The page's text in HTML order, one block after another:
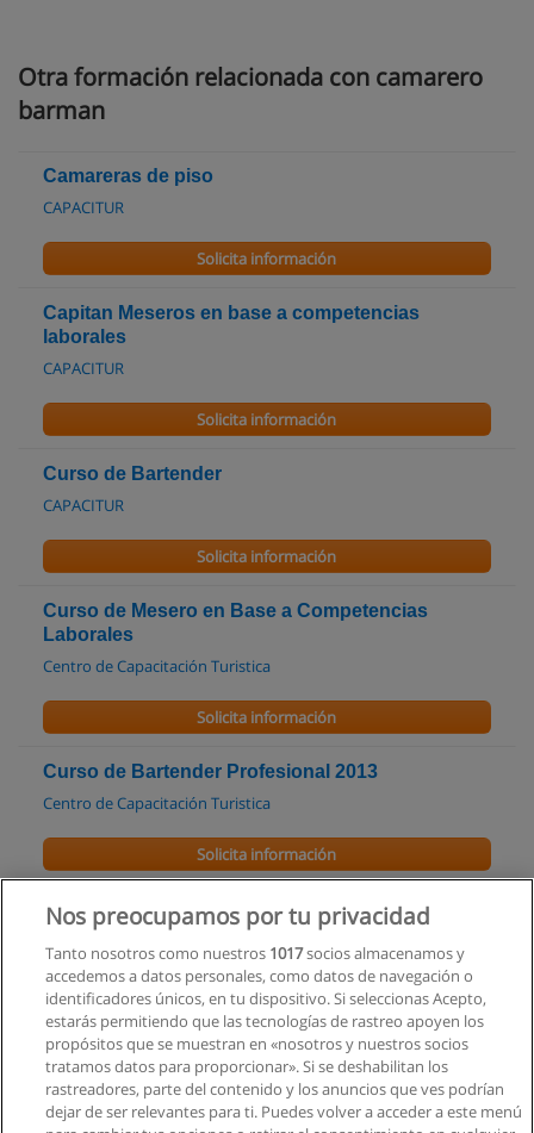
Otra formación relacionada con camarero
barman
Camareras de piso
CAPACITUR
Solicita información
Capitan Meseros en base a competencias
laborales
CAPACITUR
Solicita información
Curso de Bartender
CAPACITUR
Solicita información
Curso de Mesero en Base a Competencias
Laborales
Centro de Capacitación Turistica
Solicita información
Curso de Bartender Profesional 2013
Centro de Capacitación Turistica
Solicita información
Curso de Bartender | Soluciones Academicas
Solicita información
Curso de Master Bartenders Programa
certificación de Cocteleria
Zona Bartenders Academy Internacional S.A.®
Nos preocupamos por tu privacidad
Tanto nosotros como nuestros 1017socios almacenamos y
accedemos a datos personales, como datos de navegación o
identificadores únicos, en tu dispositivo. Si seleccionas Acepto,
estarás permitiendo que las tecnologías de rastreo apoyen los
propósitos que se muestran en «nosotros y nuestros socios
tratamos datos para proporcionar». Si se deshabilitan los
rastreadores, parte del contenido y los anuncios que ves podrían
dejar de ser relevantes para ti. Puedes volver a acceder a este menú